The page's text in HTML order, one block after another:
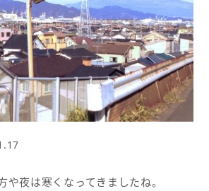
や夜は寒くなってきましたね。